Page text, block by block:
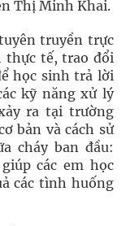
Thị Minh Khai.
truyền trực
thực tế, trao đổi
học sinh trả lời
kỹ năng xử lý
ra tại trường
bản và cách sử
cháy ban đầu:
các em học
các tình huống